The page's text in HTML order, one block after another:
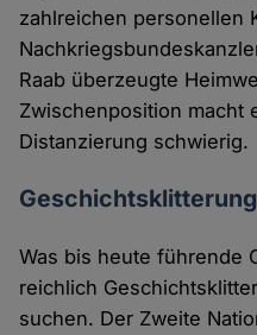
zahlreichen personellen
Raab überzeugte
Zwischenposition macht
Distanzierung schwierig.
Geschichtsklitterung
Was bis heute führende
reichlich
suchen. Der Zweite